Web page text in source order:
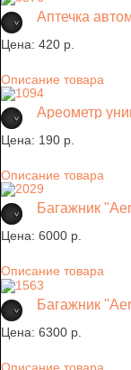
Аптечка
Цена: 420 p.
Описание товара
Ареометр
Цена: 190 p.
Описание товара
Багажник
Цена: 6000 p.
Описание товара
Багажник
Цена: 6300 p.
Описание товара